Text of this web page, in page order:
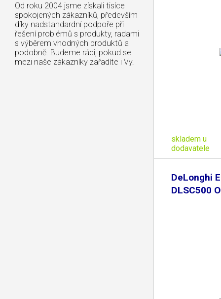
Od roku 2004 jsme získali tisíce
spokojených zákazníků, především
díky nadstandardní podpoře při
řešení problémů s produkty, radami
s výběrem vhodných produktů a
podobně. Budeme rádi, pokud se
mezi naše zákazníky zařadíte i Vy.
skladem u
dodavatele
DeLonghi
DLSC500